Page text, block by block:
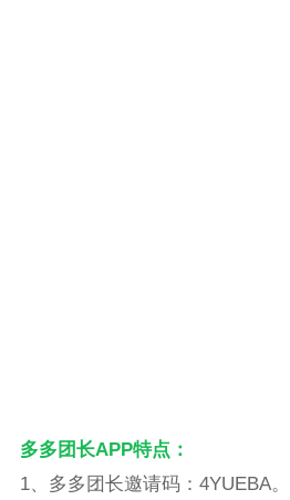
多多团长APP特点：
1、多多团长邀请码：4YUEBA。